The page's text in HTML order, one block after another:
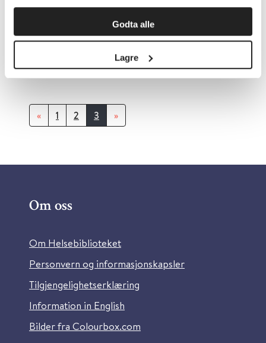
Godta alle
Lagre
« 1 2 3 »
Om oss
Om Helsebiblioteket
Personvern og informasjonskapsler
Tilgjengelighetserklæring
Information in English
Bilder fra Colourbox.com